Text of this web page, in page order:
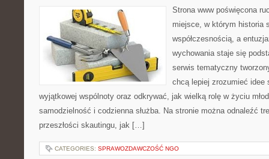
Strona www poświęcona
miejsce, w którym historia
współczesnością, a
wychowania staje się
serwis tematyczny
chcą lepiej zrozumieć idee
wyjątkowej wspólnoty oraz odkrywać, jak wielką rolę w życiu
samodzielność i codzienna służba. Na stronie można odnaleźć
przeszłości skautingu, jak […]
CATEGORIES: SPRAWOZDAWCZOŚĆ NGO